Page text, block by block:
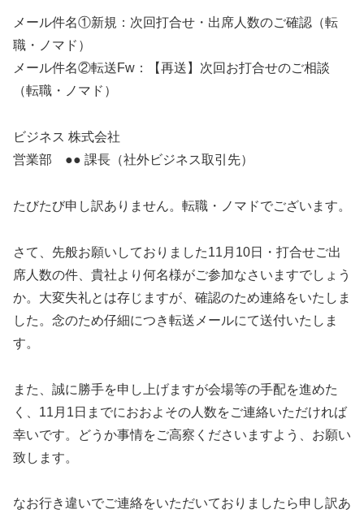
メール件名①新規：次回打合せ・出席人数のご確認（転
職・ノマド）
メール件名②転送Fw：【再送】次回お打合せのご相談
（転職・ノマド）
ビジネス 株式会社
営業部 ●● 課長（社外ビジネス取引先）
たびたび申し訳ありません。転職・ノマドでございます。
さて、先般お願いしておりました11月10日・打合せご出
席人数の件、貴社より何名様がご参加なさいますでしょう
か。大変失礼とは存じますが、確認のため連絡をいたしま
した。念のため仔細につき転送メールにて送付いたしま
す。
また、誠に勝手を申し上げますが会場等の手配を進めた
く、11月1日までにおおよその人数をご連絡いただければ
幸いです。どうか事情をご高察くださいますよう、お願い
致します。
なお行き違いでご連絡をいただいておりましたら申し訳あ